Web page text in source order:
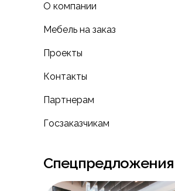
Спецпредложения
О компании
Мебель на заказ
Проекты
Контакты
Партнерам
Госзаказчикам